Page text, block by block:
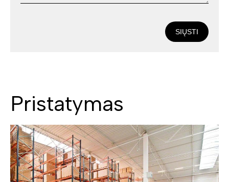
SIŲSTI
Pristatymas